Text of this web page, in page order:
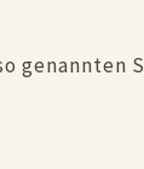
genannten